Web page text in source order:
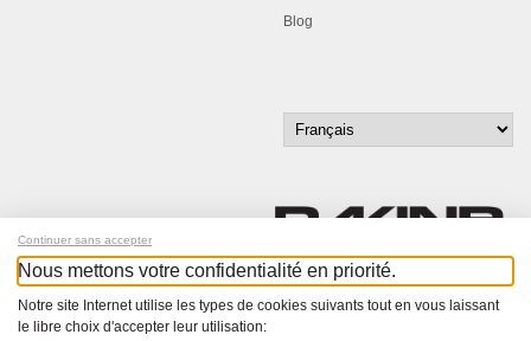
Blog
Continuer sans accepter
Nous mettons votre confidentialité en priorité.
Notre site Internet utilise les types de cookies suivants tout en vous laissant
le libre choix d'accepter leur utilisation: